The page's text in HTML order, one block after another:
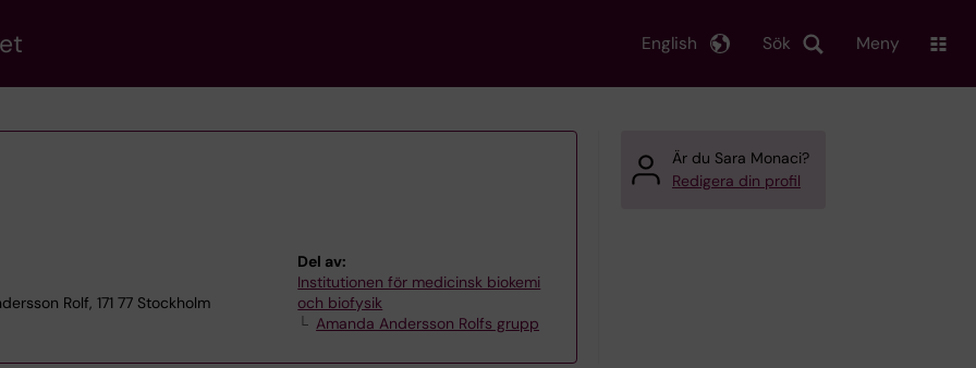
Sök
English Meny
Rolf, 171 77 Stockholm
Del av:
Institutionen för medicinsk biokemi
och biofysik
Amanda Andersson Rolfs grupp
Är du Sara Monaci?
Redigera din profil